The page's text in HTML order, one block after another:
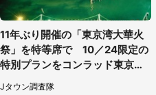
11年ぶり開催の「東京湾大華火
祭」を特等席で 10／24限定の
特別プランをコンラッド東京が
販売【8／3～10／16】
Jタウン調査隊